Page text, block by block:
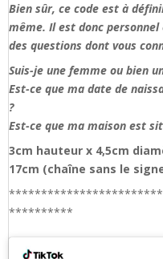
Bien sûr, ce code est à
même. Il est donc
des questions dont vous
Suis-je une femme ou bien
Est-ce que ma date de
?
Est-ce que ma maison est
3cm hauteur x 4,5cm
17cm (chaîne sans le
**********